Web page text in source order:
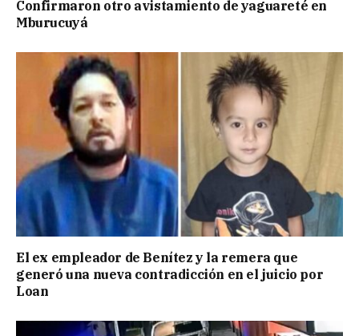
Confirmaron otro avistamiento de yaguareté en
Mburucuyá
El ex empleador de Benítez y la remera que
generó una nueva contradicción en el juicio por
Loan